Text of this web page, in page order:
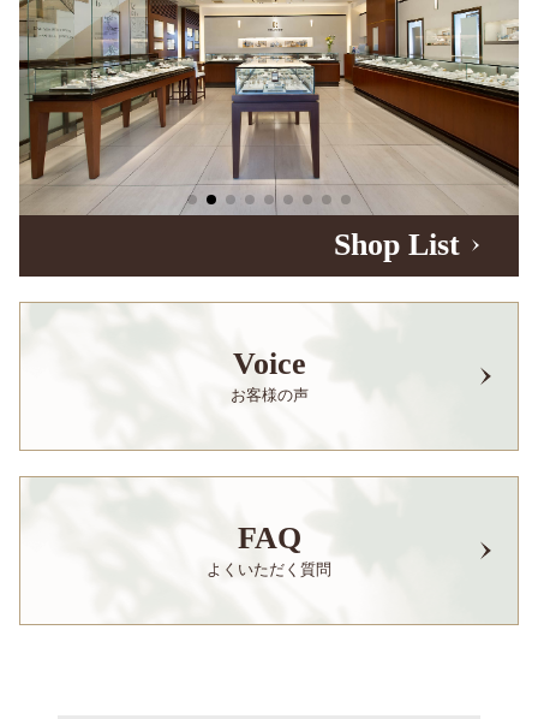
Shop List
Voice
お客様の声
FAQ
よくいただく質問